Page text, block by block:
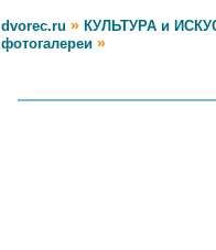
dvorec.ru » КУЛЬТУРА и
фотогалереи »